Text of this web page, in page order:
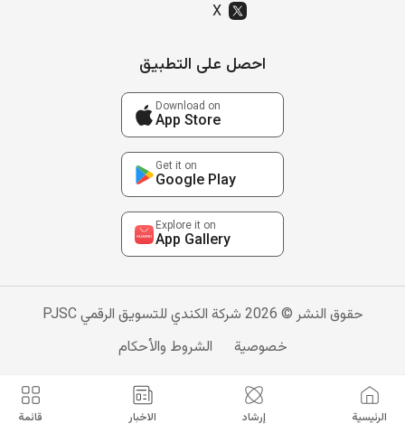
الرئيسية إرشاد الاخبار قائمة
X
احصل على التطبيق
Download on
App Store
Get it on
Google Play
Explore it on
App Gallery
حقوق النشر © 2026 شركة الكندي للتسويق الرقمي PJSC
خصوصية
الشروط والأحكام